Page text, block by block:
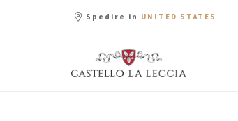
Spedire in UNITED STATES |